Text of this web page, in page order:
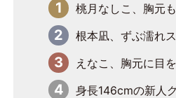
桃月なしこ、胸元も脇も眩し過ぎるランジェリー＆ビキニ姿を披露「なしこ
根本凪、ずぶ濡れスケスケ衣装にドキッ「表情が良過ぎる」「
えなこ、胸元に目を奪われるコスプレ水着姿で魅了「群を抜く美しさ
身長146cmの新人グラドル、王道ビーチからプールサイドそ